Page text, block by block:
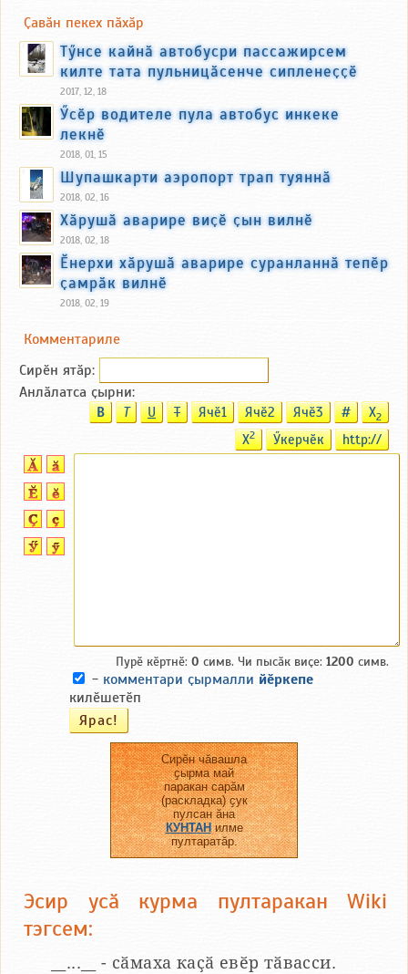
Ҫавӑн пекех пӑхӑр
Тӳнсе кайнӑ автобусри пассажирсем
килте тата пульницӑсенче сипленеҫҫӗ
2017, 12, 18
Ӳсӗр водителе пула автобус инкеке
лекнӗ
2018, 01, 15
Шупашкарти аэропорт трап туяннӑ
2018, 02, 16
Хӑрушӑ аварире виҫӗ ҫын вилнӗ
2018, 02, 18
Ӗнерхи хӑрушӑ аварире суранланнӑ тепӗр
ҫамрӑк вилнӗ
2018, 02, 19
Комментариле
Сирӗн ятӑp:
Анлӑлатса ҫырни:
B T U T Ячӗ1 Ячӗ2 Ячӗ3 # X2
X2 Ӳкерчӗк http://
Пурӗ кӗртнӗ: 0 симв. Чи пысӑк виҫе: 1200 симв.
- комментари ҫырмалли йӗркепе
килӗшетӗп
Сирӗн чӑвашла
ҫырма май
паракан сарӑм
(раскладка) ҫук
пулсан ӑна
КУНТАНилме
пултаратӑр.
Эсир усӑ курма пултаракан Wiki
тэгсем:
__...__ - сӑмаха каҫӑ евӗр тӑвасси.